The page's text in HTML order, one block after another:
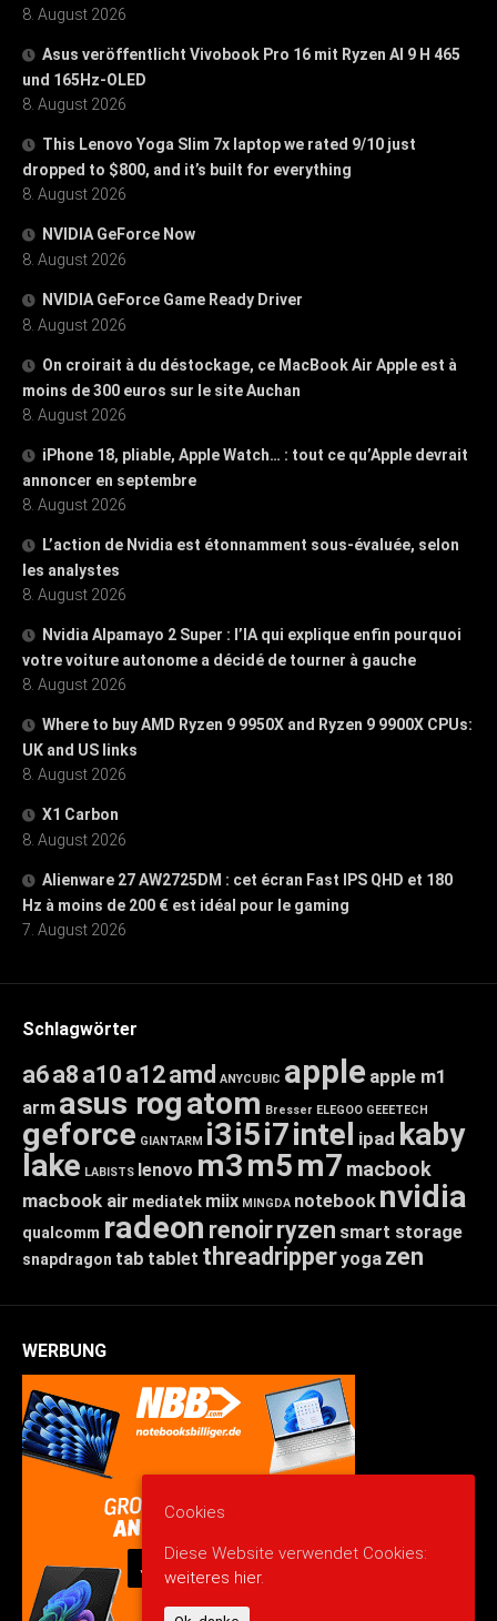
8. August 2026
Asus veröffentlicht Vivobook Pro 16 mit Ryzen AI 9 H 465
und 165Hz-OLED
8. August 2026
This Lenovo Yoga Slim 7x laptop we rated 9/10 just
dropped to $800, and it’s built for everything
8. August 2026
NVIDIA GeForce Now
8. August 2026
NVIDIA GeForce Game Ready Driver
8. August 2026
On croirait à du déstockage, ce MacBook Air Apple est à
moins de 300 euros sur le site Auchan
8. August 2026
iPhone 18, pliable, Apple Watch… : tout ce qu’Apple devrait
annoncer en septembre
8. August 2026
L’action de Nvidia est étonnamment sous-évaluée, selon
les analystes
8. August 2026
Nvidia Alpamayo 2 Super : l’IA qui explique enfin pourquoi
votre voiture autonome a décidé de tourner à gauche
8. August 2026
Where to buy AMD Ryzen 9 9950X and Ryzen 9 9900X CPUs:
UK and US links
8. August 2026
X1 Carbon
8. August 2026
Alienware 27 AW2725DM : cet écran Fast IPS QHD et 180
Hz à moins de 200 € est idéal pour le gaming
7. August 2026
Schlagwörter
a6a8 a10 a12amd ANYCUBIC apple apple m1
arm asus rogatom Bresser ELEGOO GEEETECH
geforce GIANTARM i3i5i7intel ipad kaby
lake LABISTS lenovo m3m5m7 macbook
macbook air mediatek miix MINGDA notebook nvidia
qualcomm radeon renoirryzen smart storage
snapdragon tab tablet threadripperyoga zen
WERBUNG
Cookies
Diese Website verwendet Cookies:
weiteres hier.